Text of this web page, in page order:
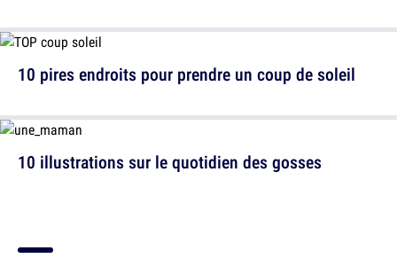
10 pires endroits pour prendre un coup de soleil
10 illustrations sur le quotidien des gosses